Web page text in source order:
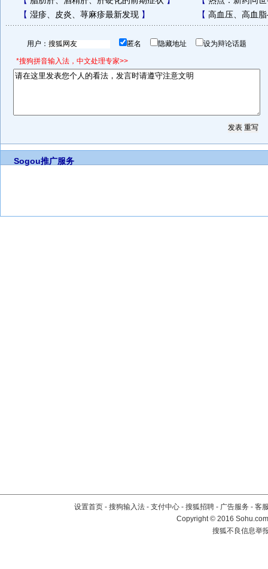
【 湿疹、皮炎、荨麻疹最新发现】 【 高血压、高血
用户： 匿名 隐藏地址 设为辩论话题
*搜狗拼音输入法，中文处理专家>>
Sogou推广服务
设置首页 - 搜狗输入法 - 支付中心 - 搜狐招聘 - 广告服务 - 客
Copyright©2016
搜狐不良信息举